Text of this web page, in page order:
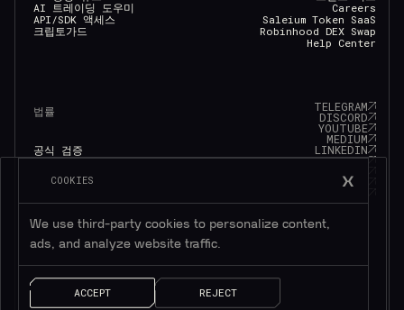
AI 트레이딩 도우미
API/SDK 액세스
크립토가드
Careers
Saleium Token SaaS
Robinhood DEX Swap
Help Center
법률
공식 검증
개인 정보 정책
쿠키 정책
TELEGRAM
DISCORD
YOUTUBE
MEDIUM
LINKEDIN
FACEBOOK
INSTAGRAM
COOKIES
We use third-party cookies to personalize content,
ads, and analyze website traffic.
ACCEPT REJECT